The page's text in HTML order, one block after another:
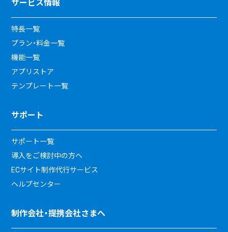
サービス情報
特長一覧
プラン・料金一覧
機能一覧
アプリストア
テンプレート一覧
サポート
サポート一覧
導入をご検討中の方へ
ECサイト制作代行サービス
ヘルプセンター
制作会社・提携会社さまへ